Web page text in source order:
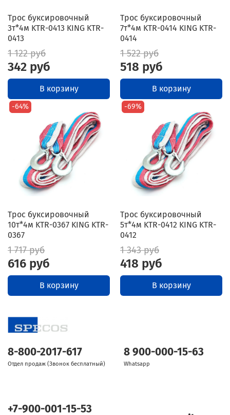
Трос буксировочный
3т*4м KTR-0413 KING KTR-
0413
1 122 руб
342 руб
В корзину
Трос буксировочный
7т*4м KTR-0414 KING KTR-
0414
1 522 руб
518 руб
В корзину
-64%
Трос буксировочный
10т*4м KTR-0367 KING KTR-
0367
1 717 руб
616 руб
В корзину
-69%
Трос буксировочный
5т*4м KTR-0412 KING KTR-
0412
1 343 руб
418 руб
В корзину
8-800-2017-617
Отдел продаж (Звонок бесплатный)
8 900-000-15-63
Whatsapp
+7-900-001-15-53